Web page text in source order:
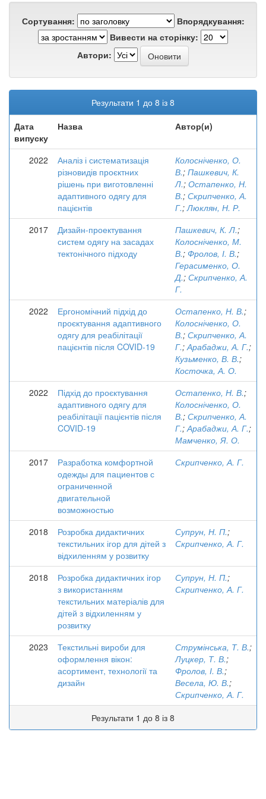
Сортування:
Впорядкування:
Вивести на сторінку:
Автори:
Результати 1 до 8 із 8
Дата
випуску
Назва Автор(и)
2022
Аналіз і систематизація
різновидів проєктних
рішень при виготовленні
адаптивного одягу для
пацієнтів
Колосніченко, О.
В.; Пашкевич, К.
Л.; Остапенко, Н.
В.; Скрипченко, А.
Г.;Люклян, Н. Р.
2017
Дизайн-проектування
систем одягу на засадах
тектонічного підходу
Пашкевич, К. Л.;
Колосніченко, М.
В.; Фролов, І. В.;
Герасименко, О.
Д.; Скрипченко, А.
Г.
2022
Ергономічний підхід до
проєктування адаптивного
одягу для реабілітації
пацієнтів після COVID-19
Остапенко, Н. В.;
Колосніченко, О.
В.; Скрипченко, А.
Г.;Арабаджи, А. Г.;
Кузьменко, В. В.;
Косточка, А. О.
2022
Підхід до проєктування
адаптивного одягу для
реабілітації пацієнтів після
COVID-19
Остапенко, Н. В.;
Колосніченко, О.
В.; Скрипченко, А.
Г.;Арабаджи, А. Г.;
Мамченко, Я. О.
2017
Разработка комфортной
одежды для пациентов с
ограниченной
двигательной
возможностью
Скрипченко, А. Г.
2018
Розробка дидактичних
текстильних ігор для дітей з
відхиленням у розвитку
Супрун, Н. П.;
Скрипченко, А. Г.
2018
Розробка дидактичних ігор
з використанням
текстильних матеріалів для
дітей з відхиленням у
розвитку
Супрун, Н. П.;
Скрипченко, А. Г.
2023
Текстильні вироби для
оформлення вікон:
асортимент, технології та
дизайн
Струмінська, Т. В.;
Луцкер, Т. В.;
Фролов, І. В.;
Весела, Ю. В.;
Скрипченко, А. Г.
Результати 1 до 8 із 8